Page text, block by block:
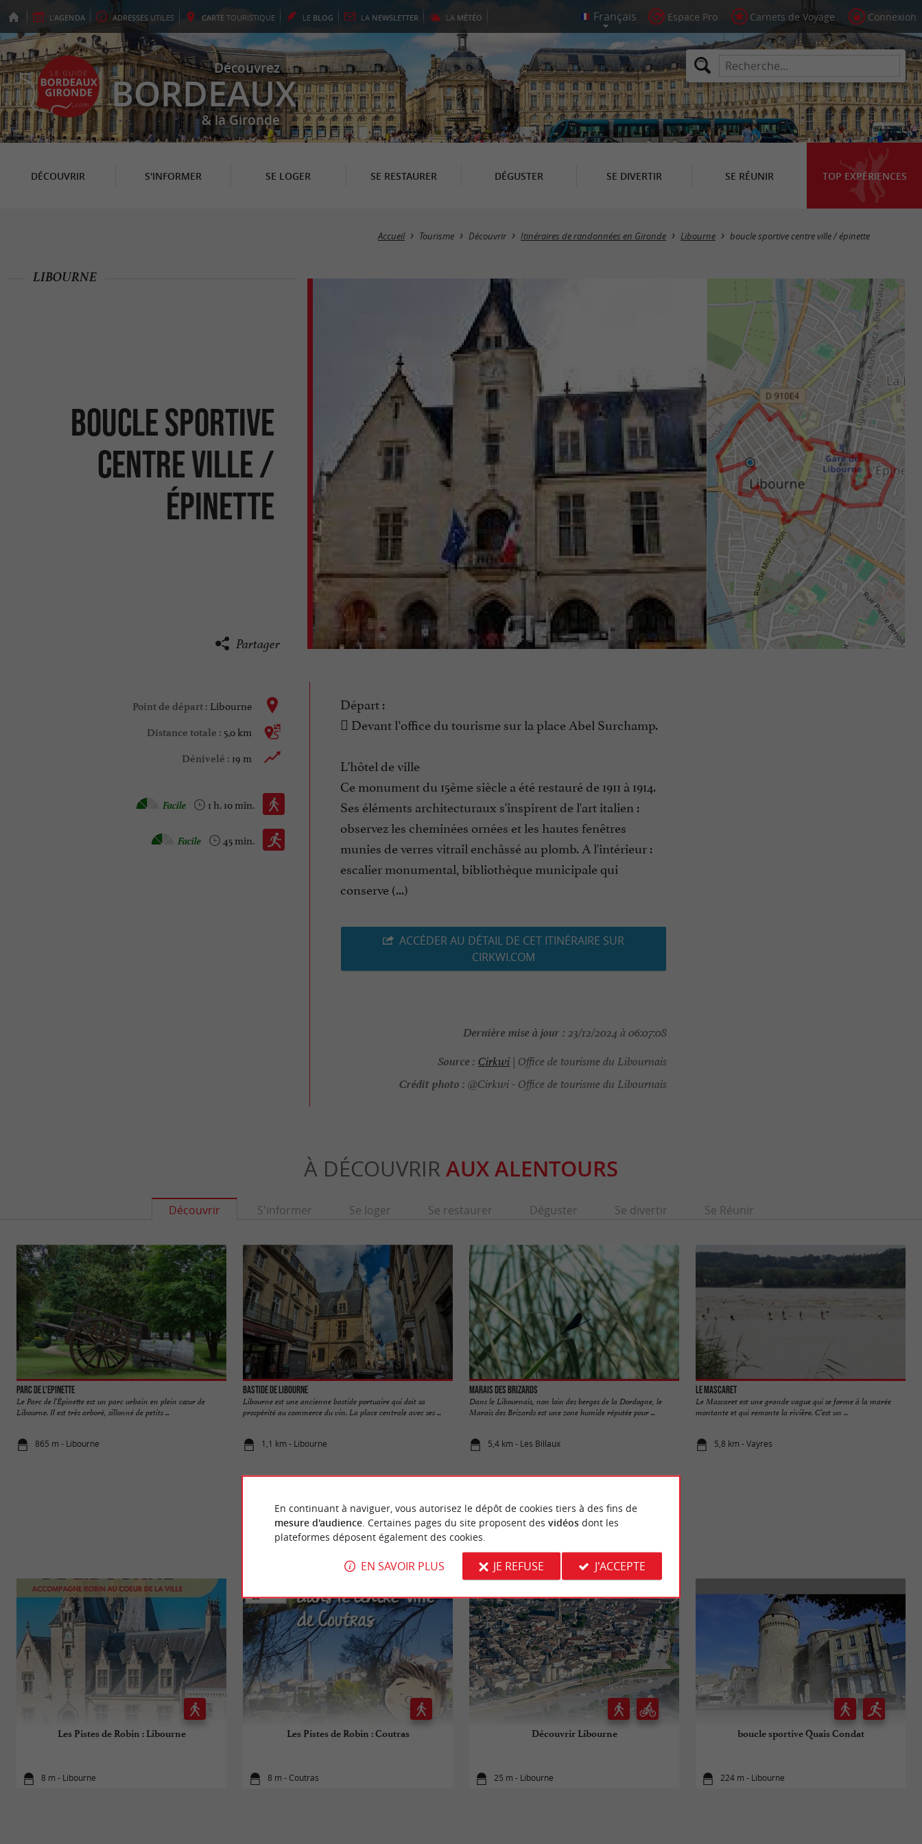
L'AGENDA ADRESSES UTILES CARTE TOURISTIQUE LE BLOG LA NEWSLETTER LA MÉTÉO Espace Pro Carnets de Voyage Connexion
Découvrez
BORDEAUX
& la Gironde
DÉCOUVRIR S'INFORMER SE LOGER SE RESTAURER DÉGUSTER SE DIVERTIR SE RÉUNIR TOP EXPÉRIENCES
Accueil Tourisme Découvrir Itinéraires de randonnées en Gironde Libourne boucle sportive centre ville / épinette
boucle sportive
centre ville /
épinette
LIBOURNE
Partager
Point de départ : Libourne
Distance totale : 5,0 km
Dénivelé : 19 m
Marche à pied :
1 h. 10 min.
Facile
Course à pied :
45 min.
Facile
Départ :
 Devant l’office du tourisme sur la place Abel Surchamp.
L'hôtel de ville
Ce monument du 15ème siècle a été restauré de 1911 à 1914.
Ses éléments architecturaux s'inspirent de l'art italien :
observez les cheminées ornées et les hautes fenêtres
munies de verres vitrail enchâssé au plomb. A l'intérieur :
escalier monumental, bibliothèque municipale qui
conserve (...)
ACCÉDER AU DÉTAIL DE CET ITINÉRAIRE SUR
CIRKWI.COM
Dernière mise à jour : 23/12/2024 à 06:07:08
Source : Cirkwi| Office de tourisme du Libournais
Crédit photo : @Cirkwi - Office de tourisme du Libournais
À DÉCOUVRIR AUX ALENTOURS
Découvrir S'informer Se loger Se restaurer Déguster Se divertir Se Réunir
Parc de l'Epinette
Le Parc de l’Épinette est un parc urbain en plein cœur de
Libourne. Il est très arboré, sillonné de petits ...
865 m - Libourne
Bastide de Libourne
Libourne est une ancienne bastide portuaire qui doit sa
prospérité au commerce du vin. La place centrale avec ses ...
1,1 km - Libourne
Marais des Brizards
Dans le Libournais, non loin des berges de la Dordogne, le
Marais des Brizards est une zone humide réputée pour ...
5,4 km - Les Billaux
Le Mascaret
Le Mascaret est une grande vague qui se forme à la marée
montante et qui remonte la rivière. C’est un ...
5,8 km - Vayres
VOUS AIMEREZAUSSI
Les Pistes de Robin : Libourne
8 m - Libourne
Les Pistes de Robin : Coutras
8 m - Coutras
Découvrir Libourne
25 m - Libourne
boucle sportive Quais Condat
224 m - Libourne
En continuant à naviguer, vous autorisez le dépôt de cookies tiers à des fins de
mesure d'audience. Certaines pages du site proposent des vidéosdont les
plateformes déposent également des cookies.
EN SAVOIR PLUS JE REFUSE J'ACCEPTE